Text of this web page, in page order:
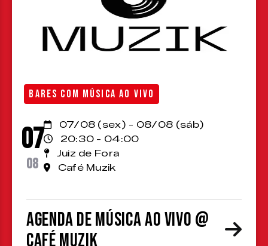
BARES COM MÚSICA AO VIVO
07
08
07/08 (sex) - 08/08 (sáb)
20:30 - 04:00
Juiz de Fora
Café Muzik
Agenda de Música ao Vivo @
Café Muzik